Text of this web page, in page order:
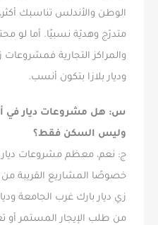
الوطن والأندلس تناسبك
متدرّج وهديّة نسبيًا. أما لو
والمراكز التجارية
وديار بلازا بتكون أنسب.
س: هل مشروعات ديار في
وليس السكن فقط؟
ج: نعم، معظم مشروعات ديار
خصوصًا المشاريع القريبة من
زي ديار بارك غرب الجامعة
من طلب الإيجار المستمر أو